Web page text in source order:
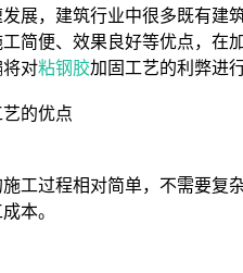
展，建筑行业中很多既有建
工简便、效果良好等优点，在
将对粘钢胶加固工艺的利弊进
的优点
工过程相对简单，不需要复
本。